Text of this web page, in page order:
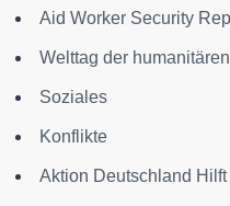
Aid Worker Security
Welttag der
Soziales
Konflikte
Aktion Deutschland Hilft